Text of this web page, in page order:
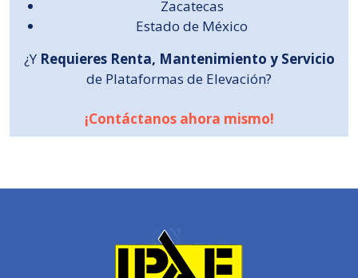
Zacatecas
Estado de México
¿Y Requieres Renta, Mantenimiento y Servicio
de Plataformas de Elevación?
¡Contáctanos ahora mismo!